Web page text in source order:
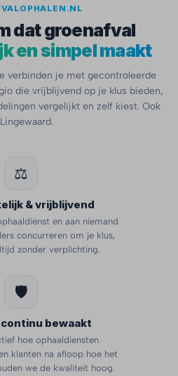
dat groenafval
en simpel maakt
verbinden je met gecontroleerde
die vrijblijvend op je klus bieden,
vergelijkt en zelf kiest. Ook
⚖️
& vrijblijvend
en aan niemand
concurreren om je klus,
zonder verplichting.
🛡️
bewaakt
hoe ophaaldiensten
klanten na afloop hoe het
we de kwaliteit hoog.